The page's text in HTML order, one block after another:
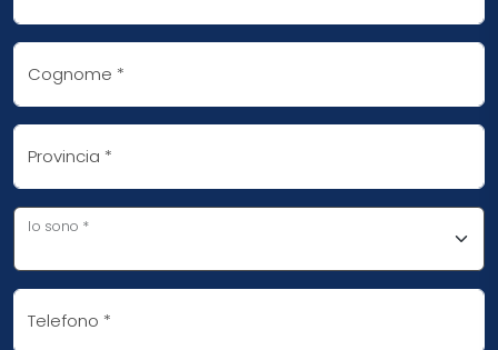
Cognome *
Provincia *
Io sono *
Telefono *